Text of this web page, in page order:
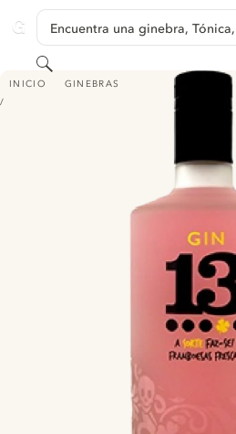
GINVENTORY
Encuentra una ginebra, Tónica, …
Buscar
INICIO GINEBRAS
GIN 13 RASPBERRY